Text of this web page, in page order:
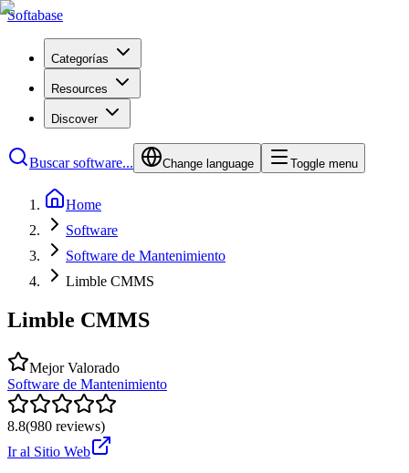
Softabase
Categorías
Resources
Discover
Buscar software... Change language Toggle menu
Home
Software
Software de Mantenimiento
Limble CMMS
Limble CMMS
Mejor Valorado
Software de Mantenimiento
8.8(980 reviews)
Ir al Sitio Web